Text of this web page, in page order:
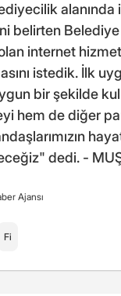
belirten Belediye
internet
istedik. İlk
bir şekilde
hem de diğer
dedi. -
Ajansı
Fi